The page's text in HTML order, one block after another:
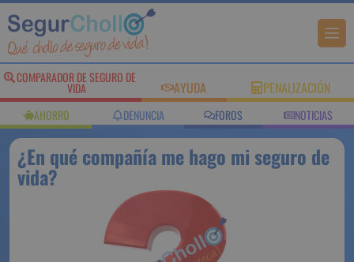
COMPARADOR DE
SEGURO DE VIDA AYUDA PENALIZACIÓN
AHORRO DENUNCIA FOROS NOTICIAS
¿En qué compañía me hago mi
seguro de vida?